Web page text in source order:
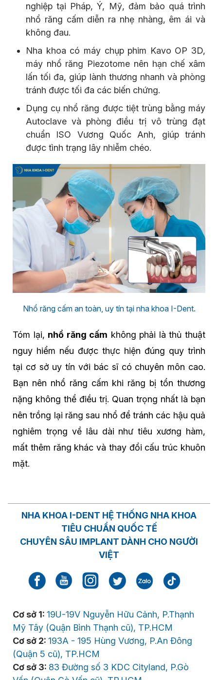
nghiệp tại Pháp, Ý, Mỹ, đảm bảo quá trình
nhổ răng cấm diễn ra nhẹ nhàng, êm ái và
không đau.
Nha khoa có máy chụp phim Kavo OP 3D,
máy nhổ răng Piezotome nên hạn chế xâm
lấn tối đa, giúp lành thương nhanh và phòng
tránh được tối đa các biến chứng.
Dụng cụ nhổ răng được tiệt trùng bằng máy
Autoclave và phòng điều trị vô trùng đạt
chuẩn ISO Vương Quốc Anh, giúp tránh
được tình trạng lây nhiễm chéo.
Nhổ răng cấm an toàn, uy tín tại nha khoa I-Dent.
Tóm lại, nhổ răng cấm không phải là thủ thuật
nguy hiểm nếu được thực hiện đúng quy trình
tại cơ sở uy tín với bác sĩ có chuyên môn cao.
Bạn nên nhổ răng cấm khi răng bị tổn thương
nặng không thể điều trị. Quan trọng nhất là bạn
nên trồng lại răng sau nhổ để tránh các hậu quả
nghiêm trọng về lâu dài như tiêu xương hàm,
mất thêm răng khác và thay đổi cấu trúc khuôn
mặt.
NHA KHOA I-DENT HỆ THỐNG NHA KHOA
TIÊU CHUẨN QUỐC TẾ
CHUYÊN SÂU IMPLANT DÀNH CHO NGƯỜI
VIỆT
Cơ sở 1: 19U-19V Nguyễn Hữu Cảnh, P.Thạnh
Mỹ Tây (Quận Bình Thạnh cũ), TP.HCM
Cơ sở 2: 193A - 195 Hùng Vương, P.An Đông
(Quận 5 cũ), TP.HCM
Cơ sở 3: 83 Đường số 3 KDC Cityland, P.Gò